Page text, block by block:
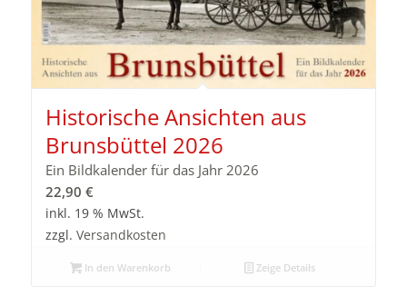
Historische Ansichten aus
Brunsbüttel 2026
Ein Bildkalender für das Jahr 2026
22,90 €
inkl. 19 % MwSt.
zzgl. Versandkosten
In den Warenkorb Zeige Details